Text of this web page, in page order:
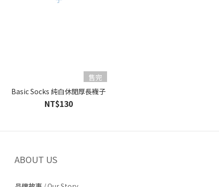
售完
Basic Socks 純白休閒厚長襪子
NT$130
ABOUT US